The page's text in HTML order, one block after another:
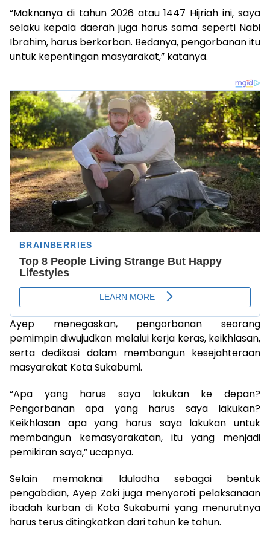
“Maknanya di tahun 2026 atau 1447 Hijriah ini, saya
selaku kepala daerah juga harus sama seperti Nabi
Ibrahim, harus berkorban. Bedanya, pengorbanan itu
untuk kepentingan masyarakat,” katanya.
Ayep menegaskan, pengorbanan seorang
pemimpin diwujudkan melalui kerja keras, keikhlasan,
serta dedikasi dalam membangun kesejahteraan
masyarakat Kota Sukabumi.
“Apa yang harus saya lakukan ke depan?
Pengorbanan apa yang harus saya lakukan?
Keikhlasan apa yang harus saya lakukan untuk
membangun kemasyarakatan, itu yang menjadi
pemikiran saya,” ucapnya.
Selain memaknai Iduladha sebagai bentuk
pengabdian, Ayep Zaki juga menyoroti pelaksanaan
ibadah kurban di Kota Sukabumi yang menurutnya
harus terus ditingkatkan dari tahun ke tahun.